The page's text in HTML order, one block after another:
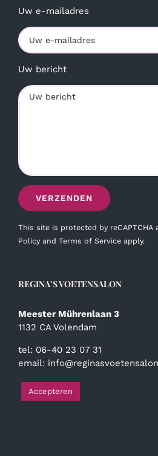
Uw e-mailadres
Uw bericht
This site is protected by reCAPTCHA
Policy and Terms of Service apply.
REGINA’S VOETENSALON
Meester Mührenlaan 3
1132 CA Volendam
tel: 06-40 23 07 31
email:
Accepteren